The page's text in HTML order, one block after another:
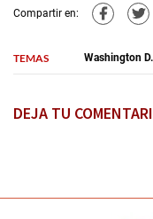
Compartir en:
TEMAS Washington
DEJA TU